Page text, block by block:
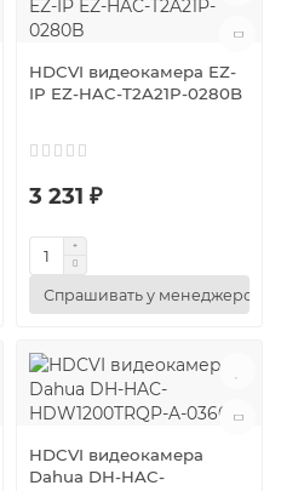
HDCVI видеокамера EZ-
IP EZ-HAC-T2A21P-0280B
3 231 ₽
Спрашивать у менеджеров
HDCVI видеокамера
Dahua DH-HAC-